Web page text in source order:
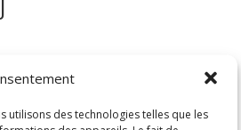
utilisons des technologies telles que les